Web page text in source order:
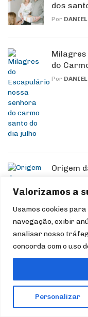
Valorizamos a
Usamos cookies
navegação, exibir
analisar nosso
concorda com o uso
Personalizar
dos
Por
Milagres
do
Por
Origem
Carmo,